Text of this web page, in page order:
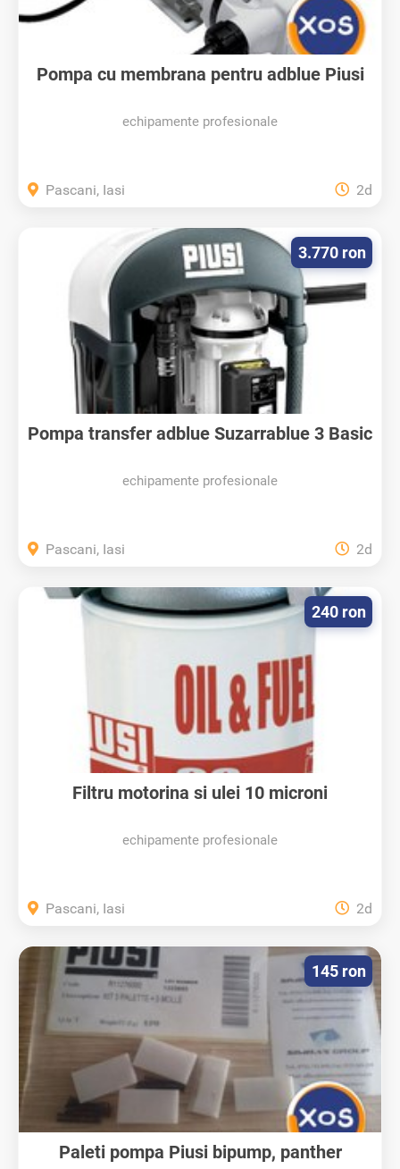
Pompa cu membrana pentru adblue Piusi
echipamente profesionale
Pascani, Iasi 2d
Pompa transfer adblue Suzarrablue 3 Basic
echipamente profesionale
3.770 ron
Pascani, Iasi 2d
Filtru motorina si ulei 10 microni
echipamente profesionale
240 ron
Pascani, Iasi 2d
Paleti pompa Piusi bipump, panther
145 ron